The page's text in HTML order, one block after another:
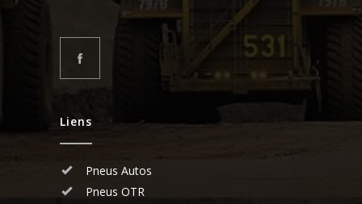
Liens
Pneus Autos
Pneus OTR